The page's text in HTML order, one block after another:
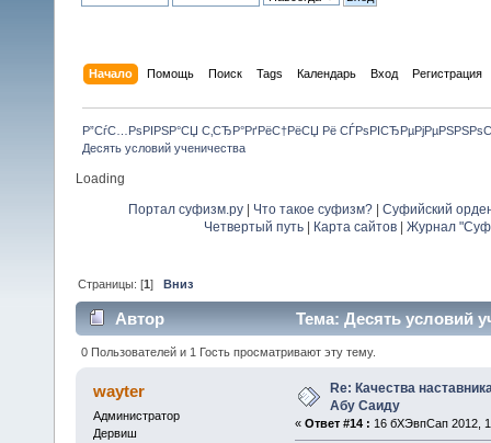
Начало Помощь Поиск Tags Календарь Вход Регистрация
Р”СѓС…РѕРІРЅР°СЏ С‚СЂР°РґРёС†РёСЏ Рё
Десять условий ученичества
Loading
Портал суфизм.ру Что такое суфизм?
Суфийский
Четвертый путь| Карта сайтов| Журнал
Страницы: [1] Вниз
Автор Тема: Десять условий
0 Пользователей и 1 Гость просматривают эту тему.
wayter
Администратор
Дервиш
Re: Качества
Абу Саиду
« Ответ #14 : 16 бХЭвпСап 2012,